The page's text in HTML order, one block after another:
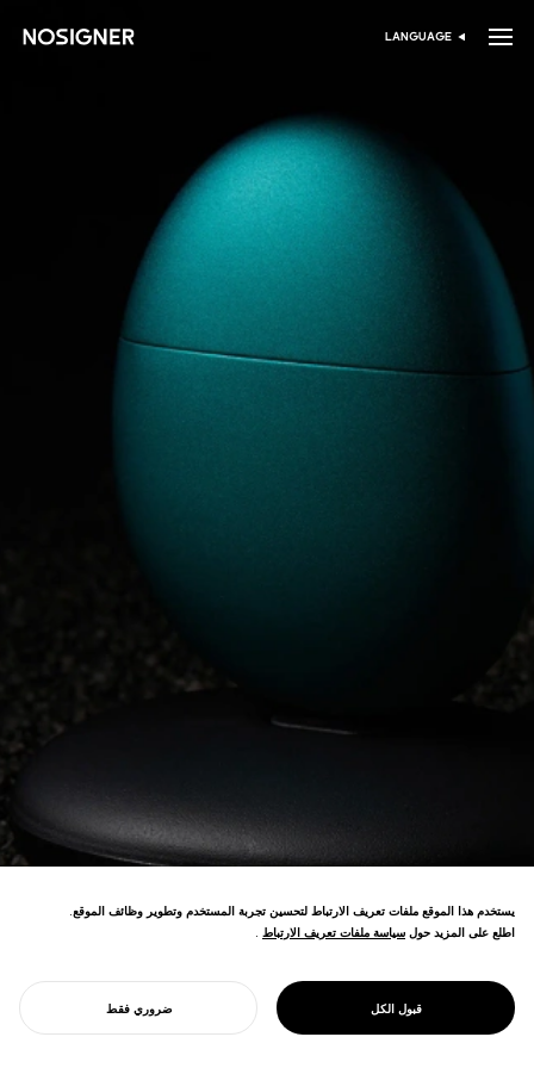
الرئيسية اختر اللغة
LANGUAGE
PROJECT
ستون
مصنف رقم 1 في فئات الإلكترونيات الصحية
والمنزل والمطبخ في أمازون.
يستخدم هذا الموقع ملفات تعريف الارتباط لتحسين تجربة المستخدم وتطوير وظائف الموقع.
اطلع على المزيد حول سياسة ملفات تعريف الارتباط
سياسة ملفات تعريف الارتباط .
قبول الكل ضروري فقط